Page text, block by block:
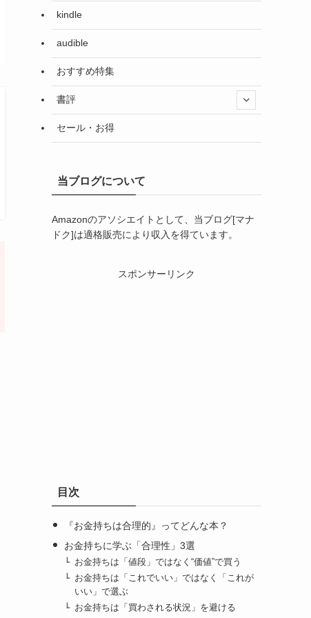
kindle
audible
おすすめ特集
書評
セール・お得
当ブログについて
Amazonのアソシエイトとして、当ブログ[マナ
ドク]は適格販売により収入を得ています。
スポンサーリンク
目次
『お金持ちは合理的』ってどんな本？
お金持ちに学ぶ「合理性」3選
お金持ちは「値段」ではなく“価値”で買う
お金持ちは「これでいい」ではなく「これが
いい」で選ぶ
お金持ちは「買わされる状況」を避ける